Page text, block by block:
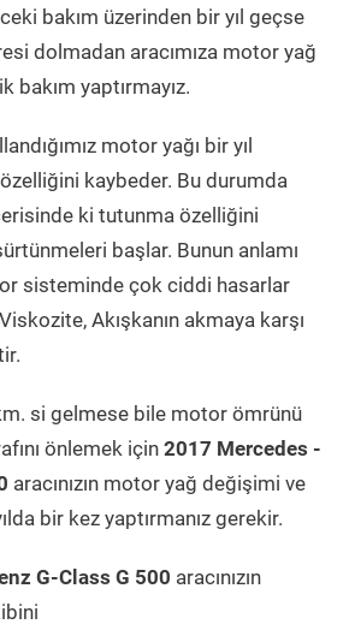
bakım üzerinden bir yıl geçse
dolmadan aracımıza motor yağ
yaptırmayız.
motor yağı bir yıl
kaybeder. Bu durumda
ki tutunma özelliğini
başlar. Bunun anlamı
sisteminde çok ciddi hasarlar
Akışkanın akmaya karşı
si gelmese bile motor ömrünü
önlemek için 2017 Mercedes -
aracınızın motor yağ değişimi ve
bir kez yaptırmanız gerekir.
G-Class G 500 aracınızın